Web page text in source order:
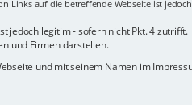
Links auf die betreffende Webseite ist
jedoch legitim - sofern nicht Pkt. 4 zutrifft.
und Firmen darstellen.
und mit seinem Namen im